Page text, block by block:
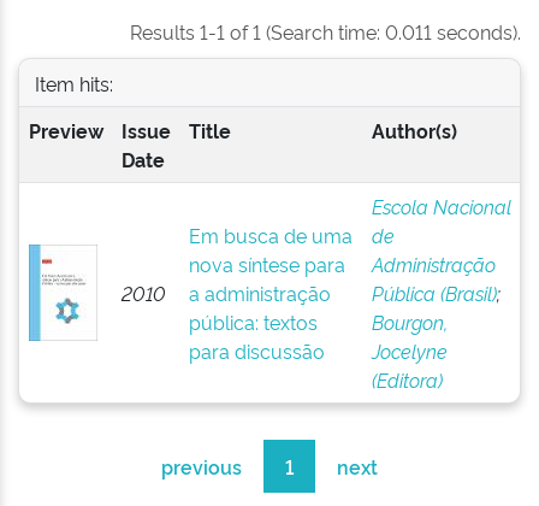
Results 1-1 of 1 (Search time: 0.011 seconds).
Item hits:
Preview
Issue
Date
Title Author(s)
2010
Em busca de uma
nova síntese para
a administração
pública: textos
para discussão
Escola Nacional
de
Administração
Pública (Brasil);
Bourgon,
Jocelyne
(Editora)
previous 1 next